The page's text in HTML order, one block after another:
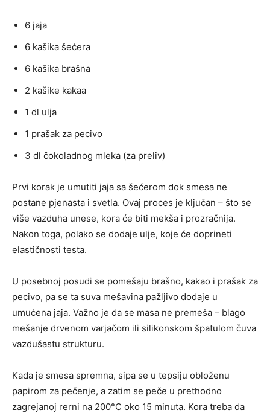
6 jaja
6 kašika šećera
6 kašika brašna
2 kašike kakaa
1 dl ulja
1 prašak za pecivo
3 dl čokoladnog mleka (za preliv)
Prvi korak je umutiti jaja sa šećerom dok smesa ne
postane pjenasta i svetla. Ovaj proces je ključan – što se
više vazduha unese, kora će biti mekša i prozračnija.
Nakon toga, polako se dodaje ulje, koje će doprineti
elastičnosti testa.
U posebnoj posudi se pomešaju brašno, kakao i prašak za
pecivo, pa se ta suva mešavina pažljivo dodaje u
umućena jaja. Važno je da se masa ne premeša – blago
mešanje drvenom varjačom ili silikonskom špatulom čuva
vazdušastu strukturu.
Kada je smesa spremna, sipa se u tepsiju obloženu
papirom za pečenje, a zatim se peče u prethodno
zagrejanoj rerni na 200°C oko 15 minuta. Kora treba da